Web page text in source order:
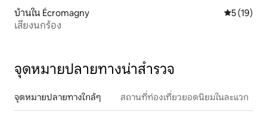
บ้านใน Écromagny คะแนนเฉลี่
5 (19)
เสียงนกร้อง
จุดหมายปลายทางน่าสำรวจ
จุดหมายปลายทางใกล้ๆ สถานที่ท่องเที่ยวยอดนิยมในละแวก